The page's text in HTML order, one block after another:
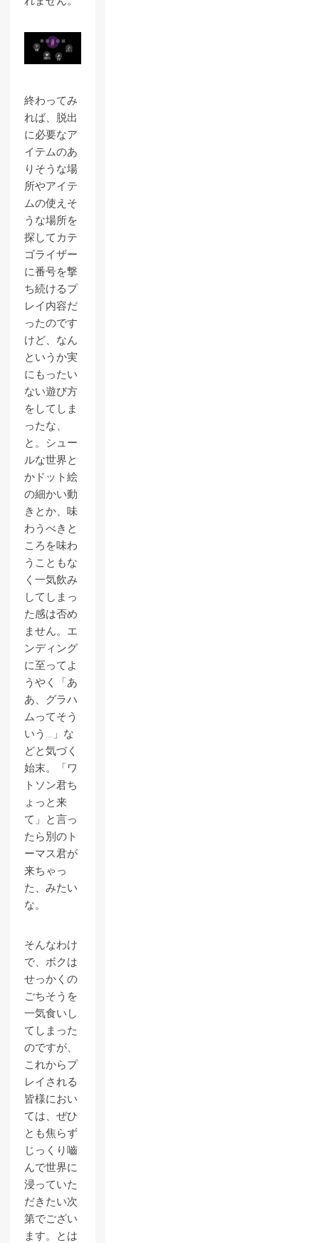
終わってみ
れば、脱出
に必要なア
イテムのあ
りそうな場
所やアイテ
ムの使えそ
うな場所を
探してカテ
ゴライザー
に番号を撃
ち続けるプ
レイ内容だ
ったのです
けど、なん
というか実
にもったい
ない遊び方
をしてしま
ったな、
と。シュー
ルな世界と
かドット絵
の細かい動
きとか、味
わうべきと
ころを味わ
うこともな
く一気飲み
してしまっ
た感は否め
ません。エ
ンディング
に至ってよ
うやく「あ
あ、グラハ
ムってそう
いう…」な
どと気づく
始末。「ワ
トソン君ち
ょっと来
て」と言っ
たら別のト
ーマス君が
来ちゃっ
た、みたい
な。
そんなわけ
で、ボクは
せっかくの
ごちそうを
一気食いし
てしまった
のですが、
これからプ
レイされる
皆様におい
ては、ぜひ
とも焦らず
じっくり嚙
んで世界に
浸っていた
だきたい次
第でござい
ます。とは